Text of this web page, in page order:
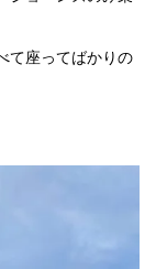
て座ってばかりの